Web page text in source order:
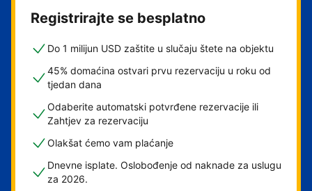
Registrirajte se besplatno
Do 1 milijun USD zaštite u slučaju štete na objektu
45% domaćina ostvari prvu rezervaciju u roku od
tjedan dana
Odaberite automatski potvrđene rezervacije ili
Zahtjev za rezervaciju
Olakšat ćemo vam plaćanje
Dnevne isplate. Oslobođenje od naknade za uslugu
za 2026.